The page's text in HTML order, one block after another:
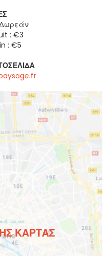
: €3
: €5
ΚΆΡΤΑΣ